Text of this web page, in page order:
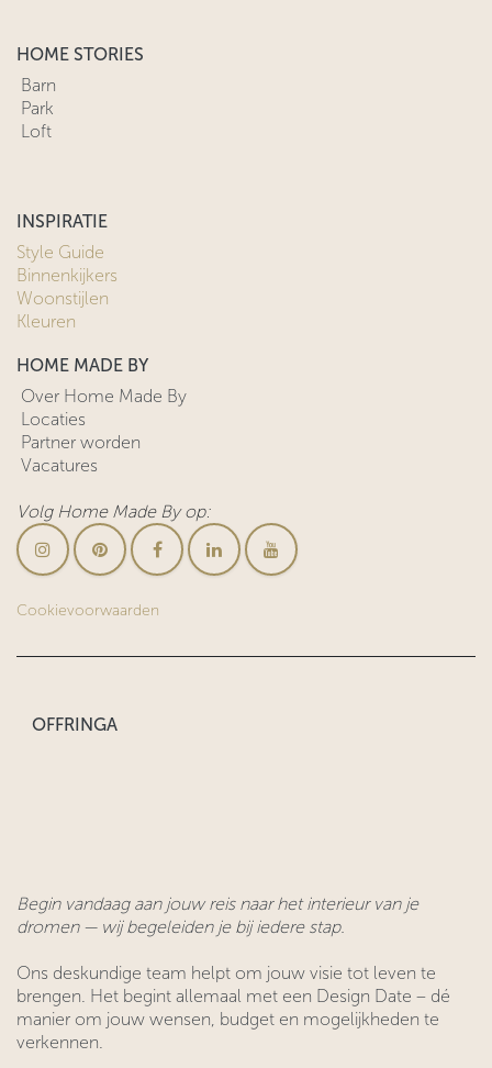
HOME STORIES
Barn
Park
Loft
INSPIRATIE
Style Guide
Binnenkijkers
Woonstijlen
Kleuren
HOME MADE BY
Over Home Made By
Locaties
Partner worden
Vacatures
Volg Home Made By op:
Cookievoorwaarden
OFFRINGA
Begin vandaag aan jouw reis naar het interieur van je
dromen — wij begeleiden je bij iedere stap.
Ons deskundige team helpt om jouw visie tot leven te
brengen. Het begint allemaal met een Design Date – dé
manier om jouw wensen, budget en mogelijkheden te
verkennen.